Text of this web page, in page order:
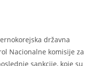
državna
Nacionalne komisije za
sankcije, koje su